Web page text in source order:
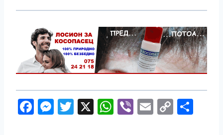
F M T X W Vi E C